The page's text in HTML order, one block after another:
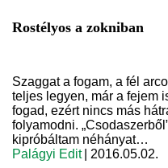
Rostélyos a zokniban
Szaggat a fogam, a fél
teljes legyen, már a fejem
fogad, ezért nincs más
folyamodni.
kipróbáltam néhányat…
Palágyi Edit
| 2016.05.02.